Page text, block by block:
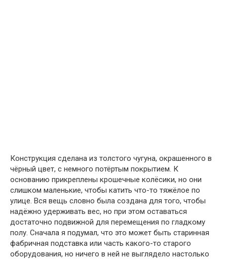
Конструкция сделана из толстого чугуна, окрашенного в
чёрный цвет, с немного потёртым покрытием. К
основанию прикреплены крошечные колёсики, но они
слишком маленькие, чтобы катить что-то тяжёлое по
улице. Вся вещь словно была создана для того, чтобы
надёжно удерживать вес, но при этом оставаться
достаточно подвижной для перемещения по гладкому
полу. Сначала я подумал, что это может быть старинная
фабричная подставка или часть какого-то старого
оборудования, но ничего в ней не выглядело настолько